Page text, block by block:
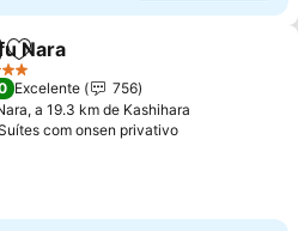
Adicionar aos favoritos
Nara
Excelente
756
a 19.3 km de Kashihara
com onsen privativo